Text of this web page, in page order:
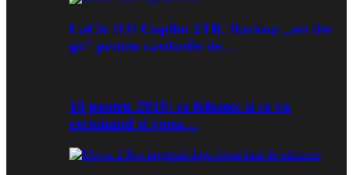
LaCie DJI Copilot 2TB. Backup „on the
go” pentru cardurile de…
10 pentru 2019: ce folosesc si ce va
recomand si voua…